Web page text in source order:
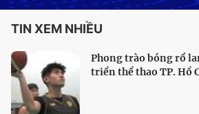
TIN XEM NHIỀU
Phong trào bóng rổ
triển thể thao TP. Hồ